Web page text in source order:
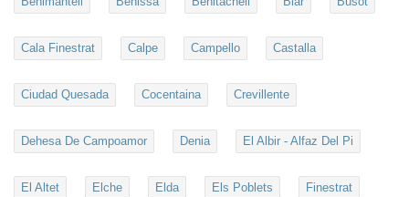
Cala Finestrat Calpe Campello Castalla
Ciudad Quesada Cocentaina Crevillente
Dehesa De Campoamor Denia El Albir - Alfaz Del Pi
El Altet Elche Elda Els Poblets Finestrat